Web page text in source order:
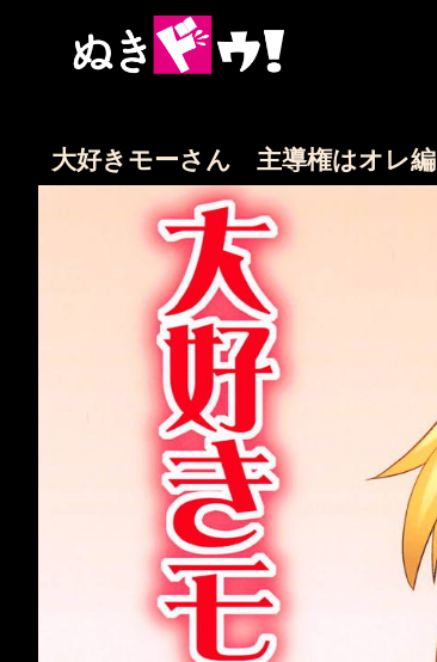
大好きモーさん 主導権はオレ編